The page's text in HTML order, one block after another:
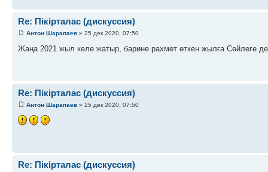
Re: Пікірталас (дискуссия)
Антон Шарапаев » 25 дек 2020, 07:50
Жаңа 2021 жыл келе жатыр, барине рахмет өткен жылға Сөйлеге де
Re: Пікірталас (дискуссия)
Антон Шарапаев » 25 дек 2020, 07:50
Re: Пікірталас (дискуссия)